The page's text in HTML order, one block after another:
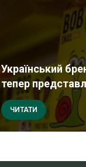
Український
тепер
ЧИТАТИ